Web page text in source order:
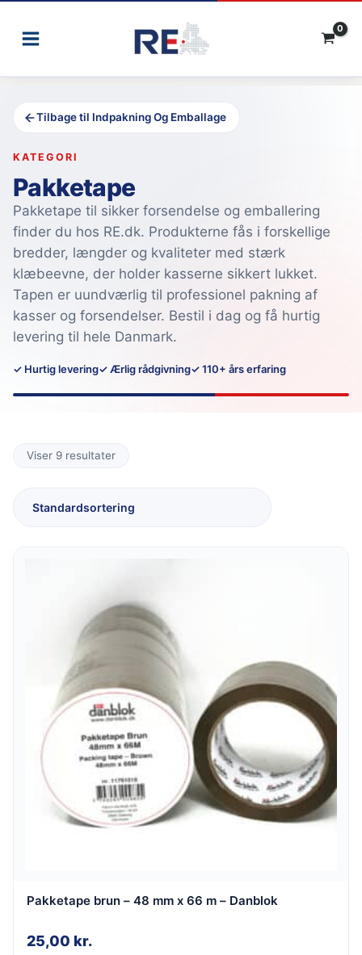
Tilbage til Indpakning Og Emballage
KATEGORI
Pakketape
Pakketape til sikker forsendelse og emballering
finder du hos RE.dk. Produkterne fås i forskellige
bredder, længder og kvaliteter med stærk
klæbeevne, der holder kasserne sikkert lukket.
Tapen er uundværlig til professionel pakning af
kasser og forsendelser. Bestil i dag og få hurtig
levering til hele Danmark.
✓ Hurtig levering✓ Ærlig rådgivning✓ 110+ års erfaring
Viser 9 resultater
Pakketape brun – 48 mm x 66 m – Danblok
25,00 kr.